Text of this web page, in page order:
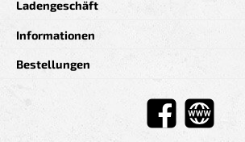
Ladengeschäft
Informationen
Bestellungen
Facebook Website